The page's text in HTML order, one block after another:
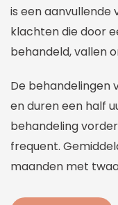
is een aanvullende
klachten die door
behandeld, vallen
De behandelingen
en duren een half
behandeling
frequent.
maanden met